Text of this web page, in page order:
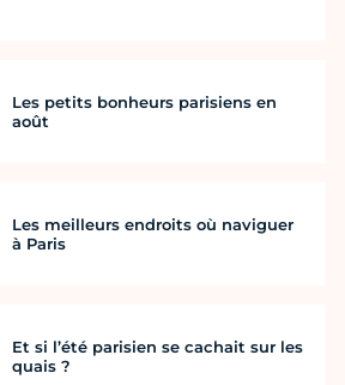
Les petits bonheurs parisiens en
août
Les meilleurs endroits où naviguer
à Paris
Et si l’été parisien se cachait sur les
quais ?